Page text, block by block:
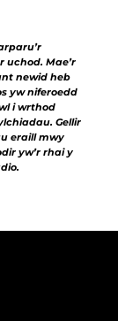
uchod. Mae’r
newid heb
yw niferoedd
i wrthod
Gellir
eraill mwy
yw’r rhai y